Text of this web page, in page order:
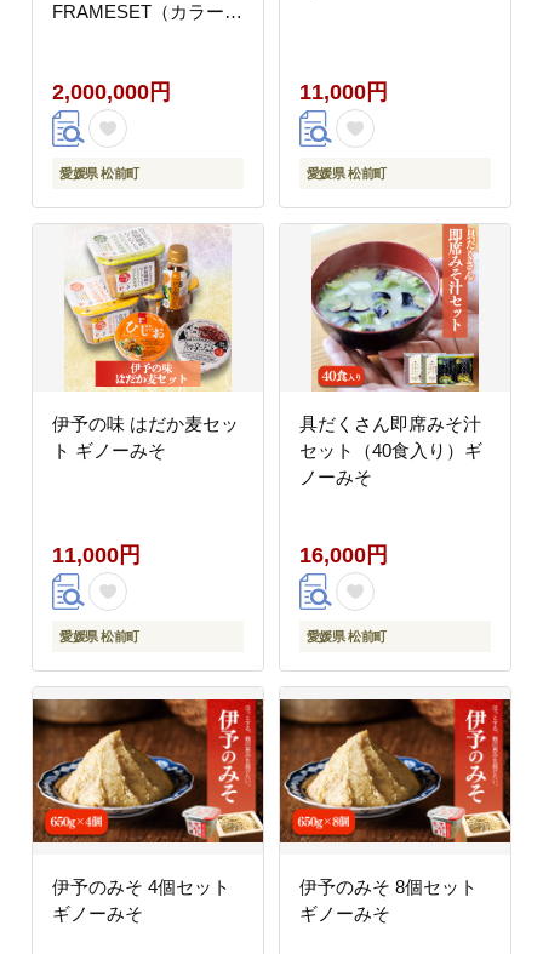
FRAMESET（カラー：
転車 レース カーボン
東レ
2,000,000円
愛媛県 松前町
11,000円
愛媛県 松前町
伊予の味 はだか麦セッ
ト ギノーみそ
11,000円
愛媛県 松前町
具だくさん即席みそ汁
セット（40食入り）ギ
ノーみそ
16,000円
愛媛県 松前町
伊予のみそ 4個セット
ギノーみそ
伊予のみそ 8個セット
ギノーみそ